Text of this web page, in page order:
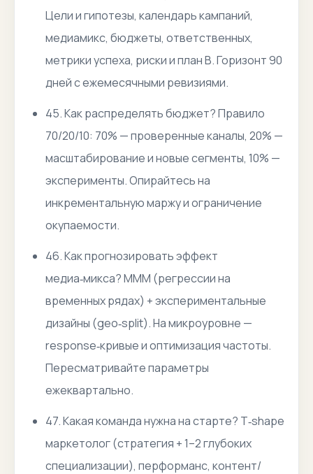
Цели и гипотезы, календарь кампаний,
медиамикс, бюджеты, ответственных,
метрики успеха, риски и план B. Горизонт 90
дней с ежемесячными ревизиями.
45. Как распределять бюджет? Правило
70/20/10: 70% — проверенные каналы, 20% —
масштабирование и новые сегменты, 10% —
эксперименты. Опирайтесь на
инкрементальную маржу и ограничение
окупаемости.
46. Как прогнозировать эффект
медиа‑микса? MMM (регрессии на
временных рядах) + экспериментальные
дизайны (geo‑split). На микроуровне —
response‑кривые и оптимизация частоты.
Пересматривайте параметры
ежеквартально.
47. Какая команда нужна на старте? T‑shape
маркетолог (стратегия + 1–2 глубоких
специализации), перформанс, контент/